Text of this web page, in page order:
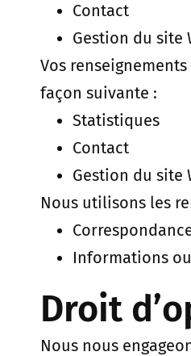
Contact
Gestion du site
Vos
façon suivante :
Statistiques
Contact
Gestion du site
Nous utilisons les
Informations
Droit
Nous nous